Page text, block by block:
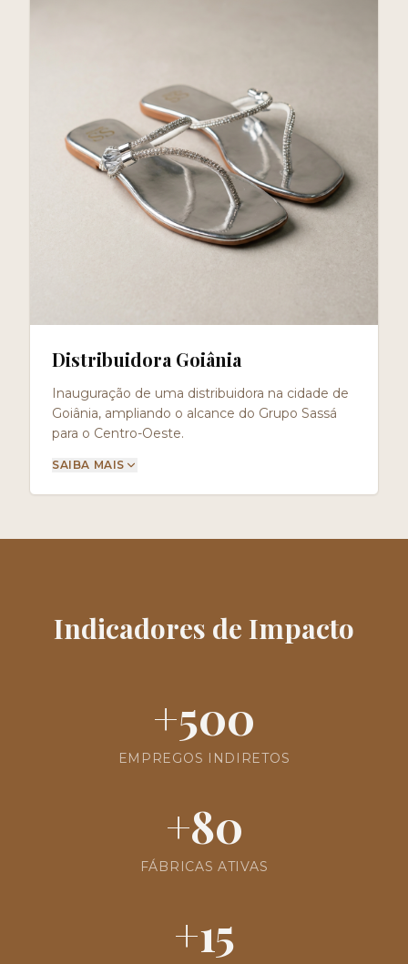
Distribuidora Goiânia
Inauguração de uma distribuidora na cidade de
Goiânia, ampliando o alcance do Grupo Sassá
para o Centro-Oeste.
SAIBA MAIS
Indicadores de Impacto
+500
EMPREGOS INDIRETOS
+80
FÁBRICAS ATIVAS
+15